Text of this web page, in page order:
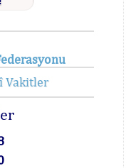
Vakitler